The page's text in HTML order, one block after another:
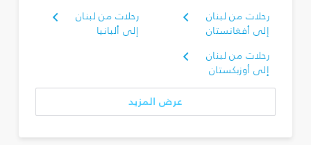
رحلات من لبنان
إلى أفغانستان
رحلات من لبنان
إلى ألبانيا
رحلات من لبنان
إلى أوزبكستان
عرض المزيد